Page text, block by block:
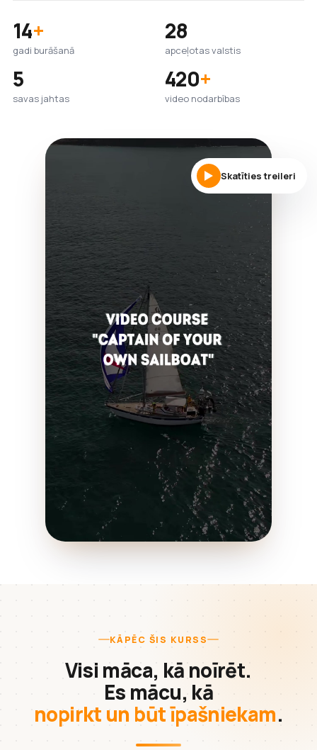
14+
gadi burāšanā
28
apceļotas valstis
5
savas jahtas
420+
video nodarbības
Skatīties treileri
KĀPĒC ŠIS KURSS
Visi māca, kā noīrēt.
Es mācu, kā
nopirkt un būt īpašniekam.